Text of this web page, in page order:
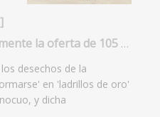
de Henan para fabricar ladrillos a partir de residuos sólidos
desechos de la
en 'ladrillos de oro'
y dicha